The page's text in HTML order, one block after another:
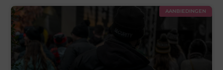
AANBIEDINGEN